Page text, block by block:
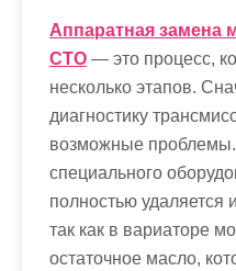
Аппаратная замена
СТО — это процесс,
несколько этапов.
диагностику
возможные
специального
полностью удаляется
так как в вариаторе
остаточное масло,